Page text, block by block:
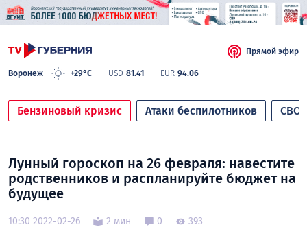
Воронеж +29°C USD 81.41 EUR 94.06
Прямой эфир
Бензиновый кризис Атаки беспилотников СВО
Лунный гороскоп на 26 февраля: навестите
родственников и распланируйте бюджет на
будущее
10:30 2022-02-26 2 мин 0 393